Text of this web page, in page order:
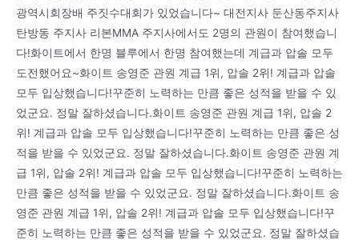
광역시회장배 주짓수대회가 있었습니다~ 대전지사 둔산동주지사
탄방동 주지사 리본MMA 주지사에서도 2명의 관원이 참여했습니
다!화이트에서 한명 블루에서 한명 참여했는데 계급과 압솔 모두
도전했어요~화이트 송영준 관원 계급 1위, 압솔 2위! 계급과 압솔
모두 입상했습니다!꾸준히 노력하는 만큼 좋은 성적을 받을 수 있
었군요. 정말 잘하셨습니다.화이트 송영준 관원 계급 1위, 압솔 2
위! 계급과 압솔 모두 입상했습니다!꾸준히 노력하는 만큼 좋은 성
적을 받을 수 있었군요. 정말 잘하셨습니다.화이트 송영준 관원 계
급 1위, 압솔 2위! 계급과 압솔 모두 입상했습니다!꾸준히 노력하는
만큼 좋은 성적을 받을 수 있었군요. 정말 잘하셨습니다.화이트 송
영준 관원 계급 1위, 압솔 2위! 계급과 압솔 모두 입상했습니다!꾸
준히 노력하는 만큼 좋은 성적을 받을 수 있었군요. 정말 잘하셨습